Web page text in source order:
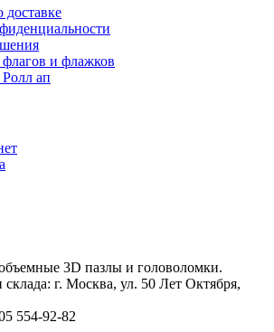
и флажков
ап
3D пазлы и головоломки.
г. Москва, ул. 50 Лет Октября,
554-92-82